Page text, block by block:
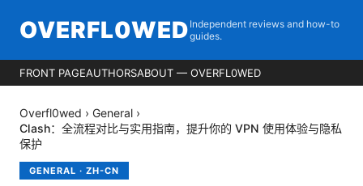
OVERFL0WED Independent reviews and how-to
guides.
FRONT PAGEAUTHORSABOUT — OVERFL0WED
Overfl0wed › General ›
Clash：全流程对比与实用指南，提升你的 VPN 使用体验与隐私
保护
GENERAL · ZH-CN